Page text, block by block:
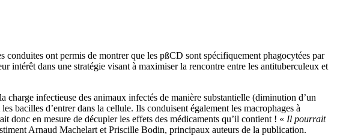
conduites ont permis de montrer que les pßCD sont spécifiquement phagocytées par
intérêt dans une stratégie visant à maximiser la rencontre entre les antituberculeux et
infectieuse des animaux infectés de manière substantielle (diminution d’un
bacilles d’entrer dans la cellule. Ils conduisent également les macrophages à
donc en mesure de décupler les effets des médicaments qu’il contient ! « Il pourrait
Arnaud Machelart et Priscille Bodin, principaux auteurs de la publication.